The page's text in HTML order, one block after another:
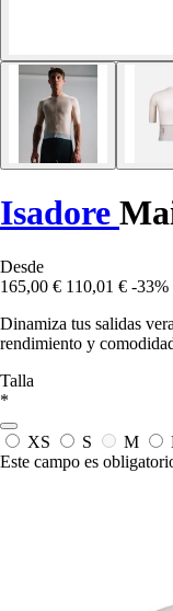
Isadore
Desde
165,00 € 110,01 € -33%
Dinamiza tus salidas
rendimiento y
Talla
*
XS S M
Este campo es